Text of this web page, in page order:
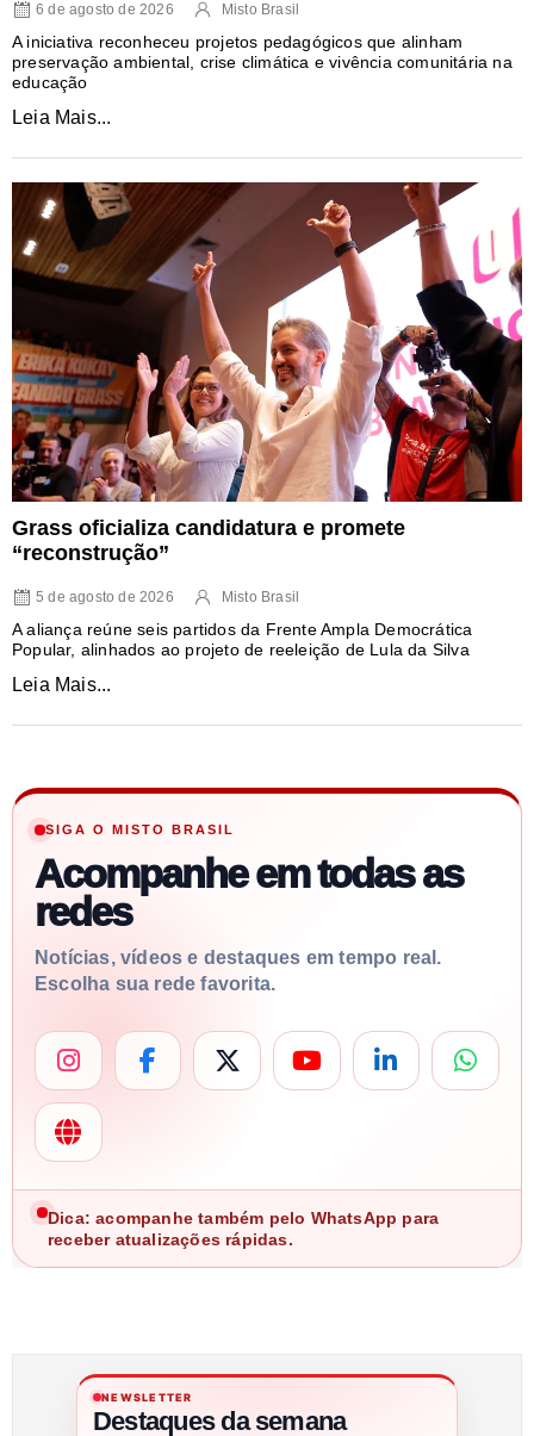
6 de agosto de 2026 Misto Brasil
A iniciativa reconheceu projetos pedagógicos que alinham
preservação ambiental, crise climática e vivência comunitária na
educação
Leia Mais...
Grass oficializa candidatura e promete
“reconstrução”
5 de agosto de 2026 Misto Brasil
A aliança reúne seis partidos da Frente Ampla Democrática
Popular, alinhados ao projeto de reeleição de Lula da Silva
Leia Mais...
SIGA O MISTO BRASIL
Acompanhe em todas as
redes
Notícias, vídeos e destaques em tempo real.
Escolha sua rede favorita.
Dica: acompanhe também pelo WhatsApp para
receber atualizações rápidas.
NEWSLETTER
Destaques da semana